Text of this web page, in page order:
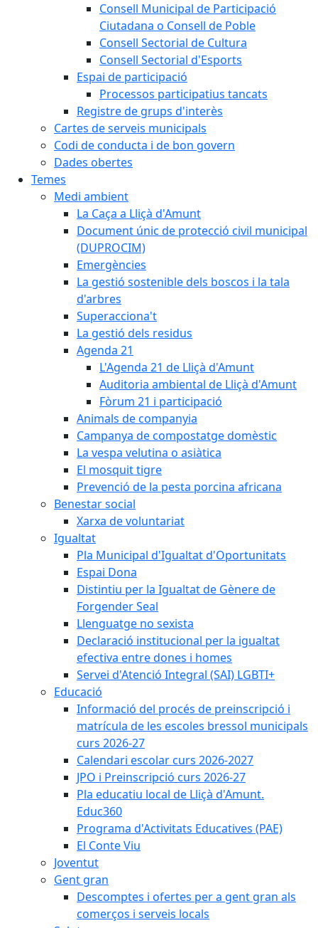
Consell Municipal de Participació
Ciutadana o Consell de Poble
Consell Sectorial de Cultura
Consell Sectorial d'Esports
Espai de participació
Processos participatius tancats
Registre de grups d'interès
Cartes de serveis municipals
Codi de conducta i de bon govern
Dades obertes
Temes
Medi ambient
La Caça a Lliçà d'Amunt
Document únic de protecció civil municipal
(DUPROCIM)
Emergències
La gestió sostenible dels boscos i la tala
d'arbres
Superacciona't
La gestió dels residus
Agenda 21
L'Agenda 21 de Lliçà d'Amunt
Auditoria ambiental de Lliçà d'Amunt
Fòrum 21 i participació
Animals de companyia
Campanya de compostatge domèstic
La vespa velutina o asiàtica
El mosquit tigre
Prevenció de la pesta porcina africana
Benestar social
Xarxa de voluntariat
Igualtat
Pla Municipal d'Igualtat d'Oportunitats
Espai Dona
Distintiu per la Igualtat de Gènere de
Forgender Seal
Llenguatge no sexista
Declaració institucional per la igualtat
efectiva entre dones i homes
Servei d'Atenció Integral (SAI) LGBTI+
Educació
Informació del procés de preinscripció i
matrícula de les escoles bressol municipals
curs 2026-27
Calendari escolar curs 2026-2027
JPO i Preinscripció curs 2026-27
Pla educatiu local de Lliçà d'Amunt.
Educ360
Programa d'Activitats Educatives (PAE)
El Conte Viu
Joventut
Gent gran
Descomptes i ofertes per a gent gran als
comerços i serveis locals